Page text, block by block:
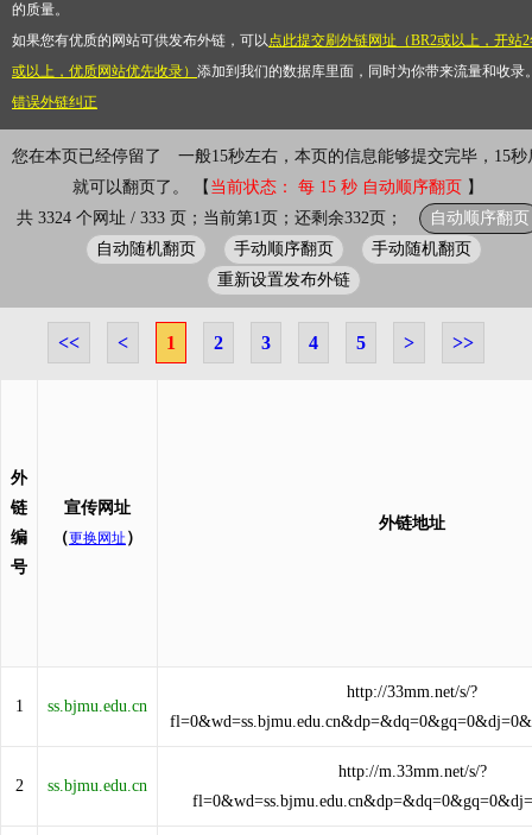
的质量。
如果您有优质的网站可供发布外链，可以点此提交刷外链网址（BR2或以上，开站
或以上，优质网站优先收录） 添加到我们的数据库里面，同时为你带来流量和收录
错误外链纠正
您在本页已经停留了 0小时0分1秒 一般15秒左右，本页的信息能够提
完毕，15秒后就可以翻页了。 【当前状态： 每 15 秒 自动顺序翻页
共 3324 个网址 / 333 页；当前第1页；还剩余332页；
自动顺序翻页
自动随机翻页
手动顺序翻页
手动随机翻页
重新设置发布外链
<< < 1 2 3 4 5 > >>
外
链
编
号
宣传网址
（更换网址 ）
外链地址
1 ss.bjmu.edu.cn
http://33mm.net/s/?
2 ss.bjmu.edu.cn
http://m.33mm.net/s/?